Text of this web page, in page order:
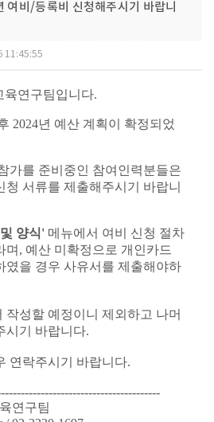
비/등록비 신청해주시기 바랍니
11:45:55
육연구팀입니다.
2024년 예산 계획이 확정되었
가를 준비중인 참여인력분들은
청 서류를 제출해주시기 바랍니
양식' 메뉴에서 여비 신청 절차
며, 예산 미확정으로 개인카드
였을 경우 사유서를 제출해야하
작성할 예정이니 제외하고 나머
시기 바랍니다.
연락주시기 바랍니다.
연구팀